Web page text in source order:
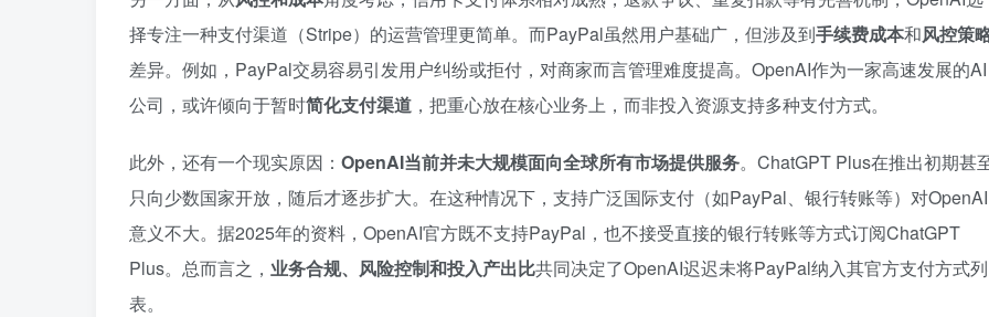
择专注一种支付渠道（Stripe）的运营管理更简单。而PayPal虽然用户基础广，但涉及到手续费成本和风控策
差异。例如，PayPal交易容易引发用户纠纷或拒付，对商家而言管理难度提高。OpenAI作为一家高速发展的AI
公司，或许倾向于暂时简化支付渠道 ，把重心放在核心业务上，而非投入资源支持多种支付方式。
此外，还有一个现实原因： OpenAI当前并未大规模面向全球所有市场提供服务。ChatGPT Plus在推出初期甚
只向少数国家开放，随后才逐步扩大。在这种情况下，支持广泛国际支付（如PayPal、银行转账等）对OpenAI
意义不大。据2025年的资料，OpenAI官方既不支持PayPal，也不接受直接的银行转账等方式订阅ChatGPT
Plus。总而言之， 业务合规、风险控制和投入产出比共同决定了OpenAI迟迟未将PayPal纳入其官方支付方式列
表。